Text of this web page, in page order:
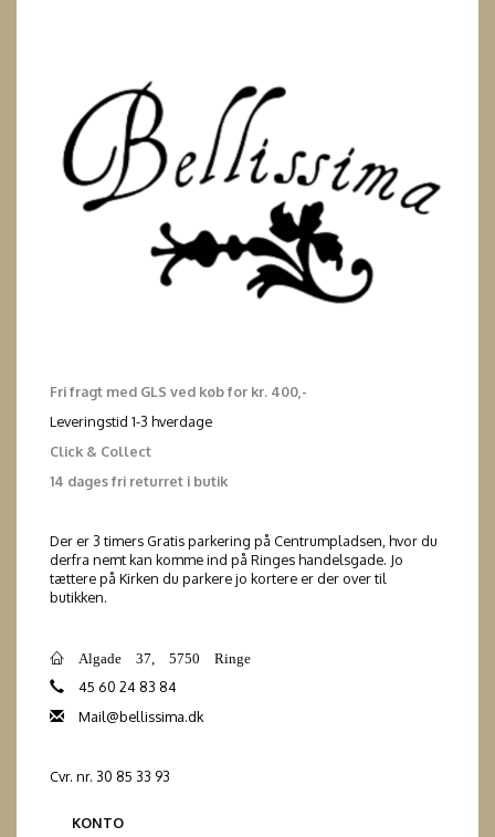
Fri fragt med GLS ved køb for kr. 400,-
Leveringstid 1-3 hverdage
Click & Collect
14 dages fri returret i butik
Der er 3 timers Gratis parkering på Centrumpladsen, hvor du
derfra nemt kan komme ind på Ringes handelsgade. Jo
tættere på Kirken du parkere jo kortere er der over til
butikken.
Algade 37, 5750 Ringe
45 60 24 83 84
Mail@bellissima.dk
Cvr. nr. 30 85 33 93
KONTO